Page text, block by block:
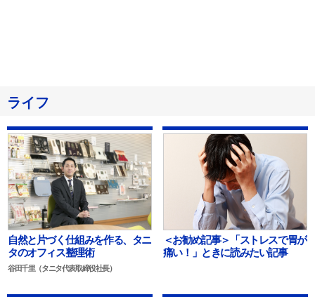
ライフ
自然と片づく仕組みを作る、タニ
タのオフィス整理術
谷田千里（タニタ代表取締役社長）
＜お勧め記事＞「ストレスで胃が
痛い！」ときに読みたい記事